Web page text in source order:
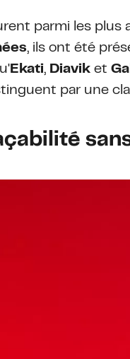
parmi les
, ils ont été
Ekati, Diavik et
par une